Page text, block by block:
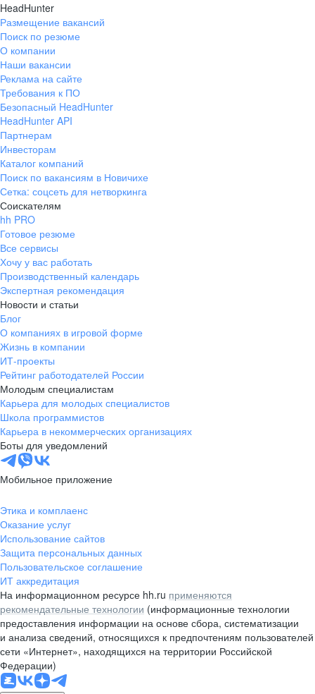
HeadHunter
Размещение вакансий
Поиск по резюме
О компании
Наши вакансии
Реклама на сайте
Требования к ПО
Безопасный HeadHunter
HeadHunter API
Партнерам
Инвесторам
Каталог компаний
Поиск по вакансиям в Новичихе
Сетка: соцсеть для нетворкинга
Соискателям
hh PRO
Готовое резюме
Все сервисы
Хочу у вас работать
Производственный календарь
Экспертная рекомендация
Новости и статьи
Блог
О компаниях в игровой форме
Жизнь в компании
ИТ-проекты
Рейтинг работодателей России
Молодым специалистам
Карьера для молодых специалистов
Школа программистов
Карьера в некоммерческих организациях
Боты для уведомлений
Мобильное приложение
Этика и комплаенс
Оказание услуг
Использование сайтов
Защита персональных данных
Пользовательское соглашение
ИТ аккредитация
На информационном ресурсе hh.ru применяются
рекомендательные технологии (информационные технологии
предоставления информации на основе сбора, систематизации
и анализа сведений, относящихся к предпочтениям пользователей
сети «Интернет», находящихся на территории Российской
Федерации)